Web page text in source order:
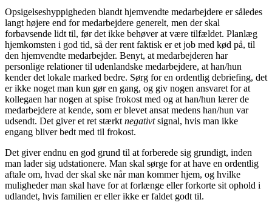
Opsigelseshyppigheden blandt hjemvendte medarbejdere er således
langt højere end for medarbejdere generelt, men der skal
forbavsende lidt til, før det ikke behøver at være tilfældet. Planlæg
hjemkomsten i god tid, så der rent faktisk er et job med kød på, til
den hjemvendte medarbejder. Benyt, at medarbejderen har
personlige relationer til udenlandske medarbejdere, at han/hun
kender det lokale marked bedre. Sørg for en ordentlig debriefing, det
er ikke noget man kun gør en gang, og giv nogen ansvaret for at
kollegaen har nogen at spise frokost med og at han/hun lærer de
medarbejdere at kende, som er blevet ansat medens han/hun var
udsendt. Det giver et ret stærkt negativtsignal, hvis man ikke
engang bliver bedt med til frokost.
Det giver endnu en god grund til at forberede sig grundigt, inden
man lader sig udstationere. Man skal sørge for at have en ordentlig
aftale om, hvad der skal ske når man kommer hjem, og hvilke
muligheder man skal have for at forlænge eller forkorte sit ophold i
udlandet, hvis familien er eller ikke er faldet godt til.